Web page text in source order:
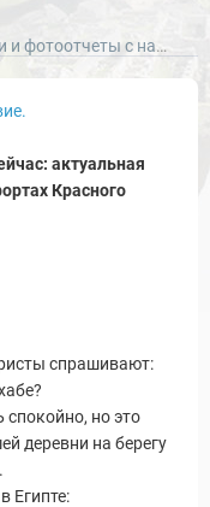
по Ладакху, Занскару, Индии, Непалу и ЮВА.
актуальная
Красного
спрашивают:
но это
деревни на берегу
Египте: